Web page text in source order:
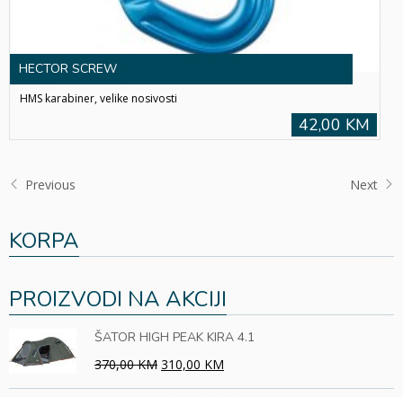
HECTOR SCREW
HMS karabiner, velike nosivosti
42,00 KM
Previous Next
KORPA
PROIZVODI NA AKCIJI
ŠATOR HIGH PEAK KIRA 4.1
370,00 KM 310,00 KM